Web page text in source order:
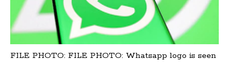
FILE PHOTO: FILE PHOTO: Whatsapp logo is seen